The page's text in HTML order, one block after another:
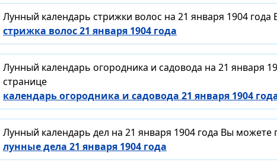
Лунный календарь стрижки волос на 21 января 1904
стрижка волос 21 января 1904 года
Лунный календарь огородника и садовода на 21 января
странице
календарь огородника и садовода 21 января 1904
Лунный календарь дел на 21 января 1904 года Вы можете
лунные дела 21 января 1904 года